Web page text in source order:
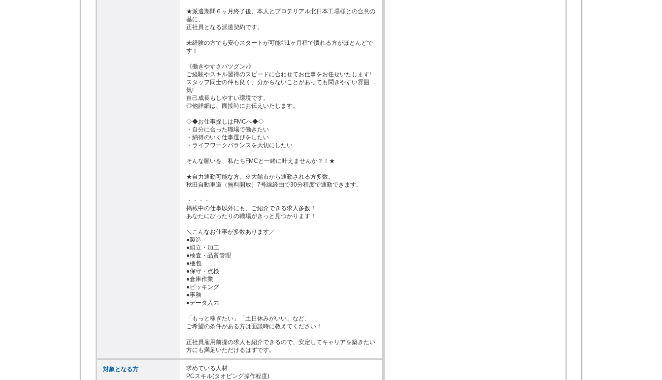
★派遣期間６ヶ月終了後、本人とプロテリアル北日本工場様との合意の
基に、
正社員となる派遣契約です。
未経験の方でも安心スタートが可能◎1ヶ月程で慣れる方がほとんどで
す！
《働きやすさバツグン♪》
ご経験やスキル習得のスピードに合わせてお仕事をお任せいたします!
スタッフ同士の仲も良く、分からないことがあっても聞きやすい雰囲
気!
自己成長もしやすい環境です。
◎他詳細は、面接時にお伝えいたします。
◇◆お仕事探しはFMCへ◆◇
・自分に合った職場で働きたい
・納得のいく仕事選びをしたい
・ライフワークバランスを大切にしたい
そんな願いを、私たちFMCと一緒に叶えませんか？！★
★自力通勤可能な方。※大館市から通勤される方多数。
秋田自動車道（無料開放）7号線経由で30分程度で通勤できます。
・・・・
掲載中の仕事以外にも、ご紹介できる求人多数！
あなたにぴったりの職場がきっと見つかります！
＼こんなお仕事が多数あります／
●製造
●組立・加工
●検査・品質管理
●梱包
●保守・点検
●倉庫作業
●ピッキング
●事務
●データ入力
「もっと稼ぎたい」「土日休みがいい」など、
ご希望の条件がある方は面談時に教えてください！
正社員雇用前提の求人も紹介できるので、安定してキャリアを築きたい
方にも満足いただけるはずです。
対象となる方
求めている人材
PCスキル(タオピング操作程度)